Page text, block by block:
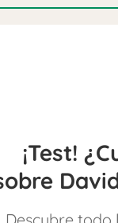
¡Test!
Descubre todo